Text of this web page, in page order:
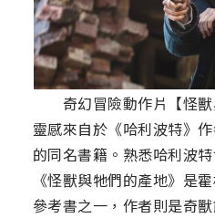
奇幻冒險動作片【怪獸
靈感來自於《哈利波特》
的同名書籍。熟悉哈利波
《怪獸與牠們的產地》是
參考書之一，作者則是奇